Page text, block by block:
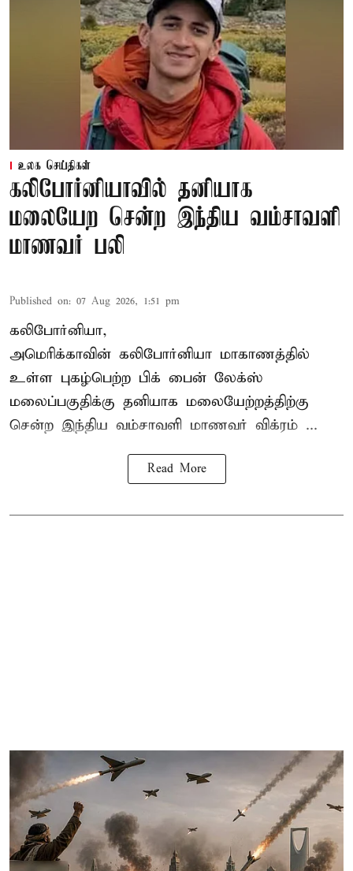
உலக செய்திகள்
கலிபோர்னியாவில் தனியாக
மலையேற சென்ற இந்திய வம்சாவளி
மாணவர் பலி
Published on: 07 Aug 2026, 1:51 pm
கலிபோர்னியா,
அமெரிக்காவின் கலிபோர்னியா மாகாணத்தில்
உள்ள புகழ்பெற்ற பிக் பைன் லேக்ஸ்
மலைப்பகுதிக்கு தனியாக மலையேற்றத்திற்கு
சென்ற இந்திய வம்சாவளி மாணவர் விக்ரம் ...
Read More